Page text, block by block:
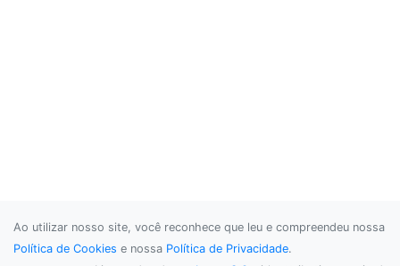
Ao utilizar nosso site, você reconhece que leu e compreendeu nossa
Política de Cookies e nossa Política de Privacidade.